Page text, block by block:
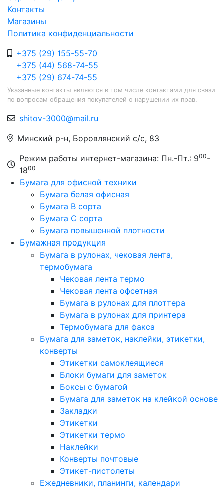
Контакты
Магазины
Политика конфиденциальности
+375 (29) 155-55-70
+375 (44) 568-74-55
+375 (29) 674-74-55
Указанные контакты являются в том числе контактами для связи
по вопросам обращения покупателей о нарушении их прав.
shitov-3000@mail.ru
Минский р-н, Боровлянский с/с, 83
Режим работы интернет-магазина: Пн.-Пт.: 900-
1800
Бумага для офисной техники
Бумага белая офисная
Бумага B сорта
Бумага C сорта
Бумага повышенной плотности
Бумажная продукция
Бумага в рулонах, чековая лента,
термобумага
Чековая лента термо
Чековая лента офсетная
Бумага в рулонах для плоттера
Бумага в рулонах для принтера
Термобумага для факса
Бумага для заметок, наклейки, этикетки,
конверты
Этикетки самоклеящиеся
Блоки бумаги для заметок
Боксы с бумагой
Бумага для заметок на клейкой основе
Закладки
Этикетки
Этикетки термо
Наклейки
Конверты почтовые
Этикет-пистолеты
Ежедневники, планинги, календари